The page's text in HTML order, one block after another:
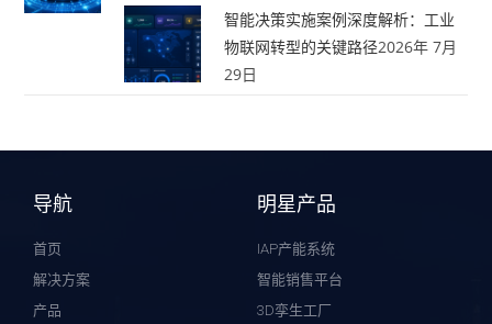
智能决策实施案例深度解析：工业
物联网转型的关键路径2026年 7月
29日
导航
首页
解决方案
产品
明星产品
IAP产能系统
智能销售平台
3D孪生工厂